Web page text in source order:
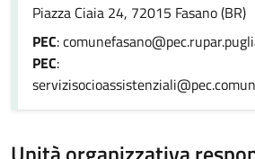
Piazza Ciaia 24, 72015 Fasano (BR)
PEC:
PEC: